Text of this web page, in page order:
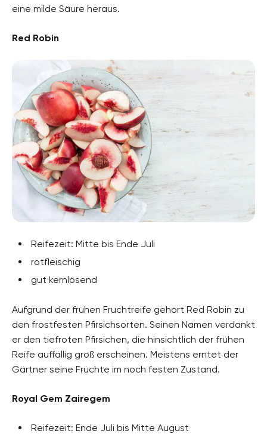
eine milde Säure heraus.
Red Robin
Reifezeit: Mitte bis Ende Juli
rotfleischig
gut kernlösend
Aufgrund der frühen Fruchtreife gehört Red Robin zu
den frostfesten Pfirsichsorten. Seinen Namen verdankt
er den tiefroten Pfirsichen, die hinsichtlich der frühen
Reife auffällig groß erscheinen. Meistens erntet der
Gärtner seine Früchte im noch festen Zustand.
Royal Gem Zairegem
Reifezeit: Ende Juli bis Mitte August